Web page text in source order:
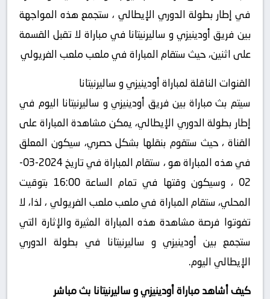
في إطار بطولة الدوري الإيطالي ، ستجمع هذه المواجهة
بين فريق أودينيزي و ساليرنيتانا في مباراة لا تقبل القسمة
على اثنين، حيث ستقام المباراة في ملعب ملعب الفريولي
القنوات الناقلة لمباراة أودينيزي و ساليرنيتانا
سيتم بث مباراة بين فريق أودينيزي و ساليرنيتانا اليوم في
إطار بطولة الدوري الإيطالي، يمكن مشاهدة المباراة على
القناة ، حيث ستقوم بنقلها بشكل حصري، سيكون المعلق
في هذه المباراة هو ، ستقام المباراة في تاريخ 2024-03-
02 ، وسيكون وقتها في تمام الساعة 16:00 بتوقيت
المحلي، ستقام المباراة في ملعب ملعب الفريولي ، لذا، لا
تفوتوا فرصة مشاهدة هذه المباراة المثيرة والإثارة التي
ستجمع بين أودينيزي و ساليرنيتانا في بطولة الدوري
الإيطالي اليوم.
كيف أشاهد مباراة أودينيزي و ساليرنيتانا بث مباشر